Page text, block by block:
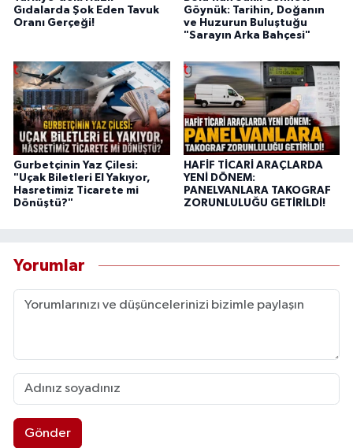
Gıdalarda Şok Eden Tavuk
Oranı Gerçeği!
Göynük: Tarihin, Doğanın
ve Huzurun Buluştuğu
"Sarayın Arka Bahçesi"
Gurbetçinin Yaz Çilesi:
"Uçak Biletleri El Yakıyor,
Hasretimiz Ticarete mi
Dönüştü?"
HAFİF TİCARİ ARAÇLARDA
YENİ DÖNEM:
PANELVANLARA TAKOGRAF
ZORUNLULUĞU GETİRİLDİ!
Yorumlar
Gönder